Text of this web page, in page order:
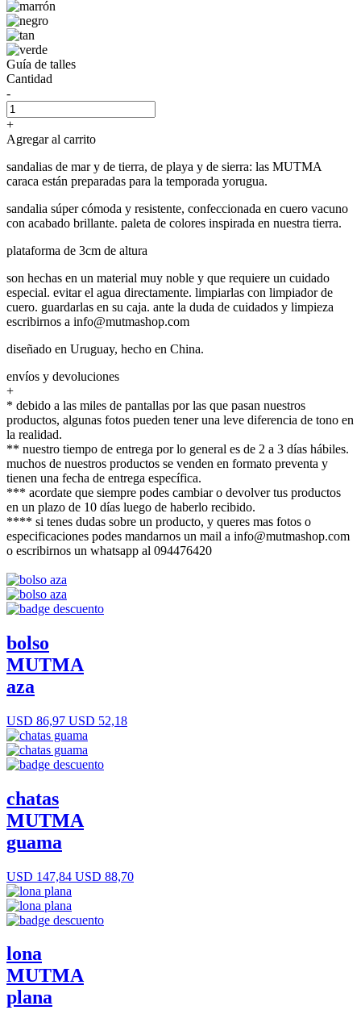
Guía de talles
Cantidad
-
+
Agregar al carrito
sandalias de mar y de tierra, de playa y de sierra: las MUTMA
caraca están preparadas para la temporada yorugua.
sandalia súper cómoda y resistente, confeccionada en cuero vacuno
con acabado brillante. paleta de colores inspirada en nuestra tierra.
plataforma de 3cm de altura
son hechas en un material muy noble y que requiere un cuidado
especial. evitar el agua directamente. limpiarlas con limpiador de
cuero. guardarlas en su caja. ante la duda de cuidados y limpieza
escribirnos a info@mutmashop.com
diseñado en Uruguay, hecho en China.
envíos y devoluciones
+
* debido a las miles de pantallas por las que pasan nuestros
productos, algunas fotos pueden tener una leve diferencia de tono en
la realidad.
** nuestro tiempo de entrega por lo general es de 2 a 3 días hábiles.
muchos de nuestros productos se venden en formato preventa y
tienen una fecha de entrega específica.
*** acordate que siempre podes cambiar o devolver tus productos
en un plazo de 10 días luego de haberlo recibido.
**** si tenes dudas sobre un producto, y queres mas fotos o
especificaciones podes mandarnos un mail a info@mutmashop.com
o escribirnos un whatsapp al 094476420
bolso
MUTMA
aza
USD 86,97 USD 52,18
chatas
MUTMA
guama
USD 147,84 USD 88,70
lona
MUTMA
plana